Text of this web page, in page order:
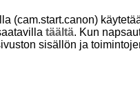
(cam.start.canon)
täältä. Kun
sisällön ja